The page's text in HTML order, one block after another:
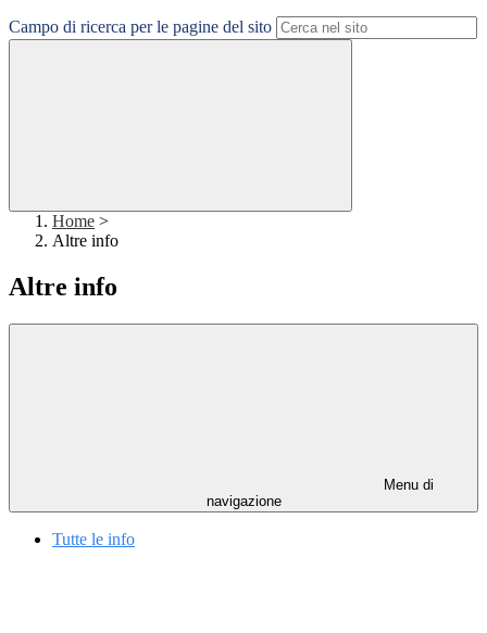
Campo di ricerca per le pagine del sito
Home >
Altre info
Altre info
Menu di
navigazione
Tutte le info